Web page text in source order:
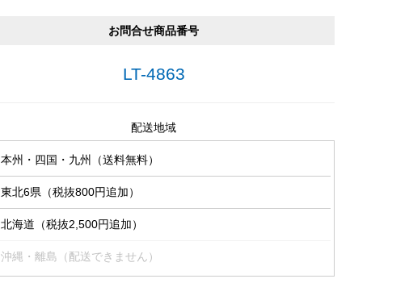
お問合せ商品番号
LT-4863
配送地域
本州・四国・九州（送料無料）
東北6県（税抜800円追加）
北海道（税抜2,500円追加）
沖縄・離島（配送できません）